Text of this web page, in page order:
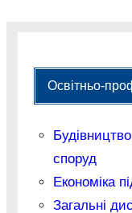
Освітньо-
споруд
Економіка
Загальні